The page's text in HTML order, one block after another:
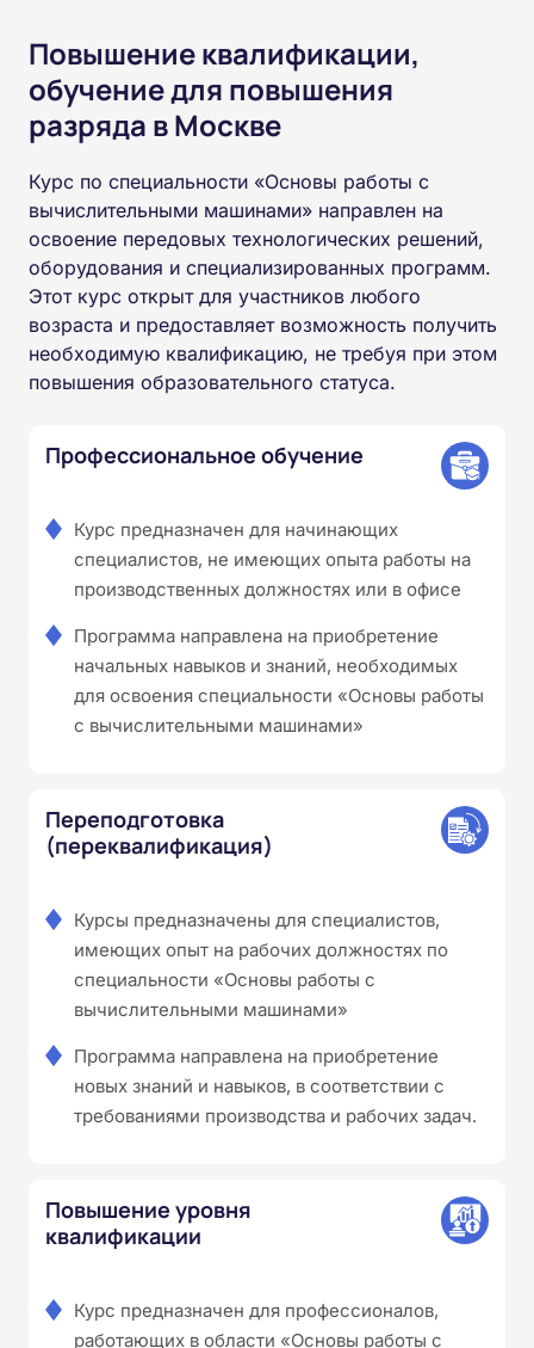
Повышение квалификации,
обучение для повышения
разряда в Москве
Курс по специальности «Основы работы с
вычислительными машинами» направлен на
освоение передовых технологических решений,
оборудования и специализированных программ.
Этот курс открыт для участников любого
возраста и предоставляет возможность получить
необходимую квалификацию, не требуя при этом
повышения образовательного статуса.
Профессиональное обучение
Курс предназначен для начинающих
специалистов, не имеющих опыта работы на
производственных должностях или в офисе
Программа направлена на приобретение
начальных навыков и знаний, необходимых
для освоения специальности «Основы работы
с вычислительными машинами»
Переподготовка
(переквалификация)
Курсы предназначены для специалистов,
имеющих опыт на рабочих должностях по
специальности «Основы работы с
вычислительными машинами»
Программа направлена на приобретение
новых знаний и навыков, в соответствии с
требованиями производства и рабочих задач.
Повышение уровня
квалификации
Курс предназначен для профессионалов,
работающих в области «Основы работы с